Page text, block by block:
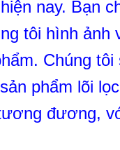
hiện nay. Bạn
tôi hình ảnh
Chúng tôi
phẩm lõi
đương,